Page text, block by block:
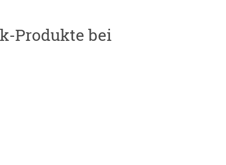
Produkte bei